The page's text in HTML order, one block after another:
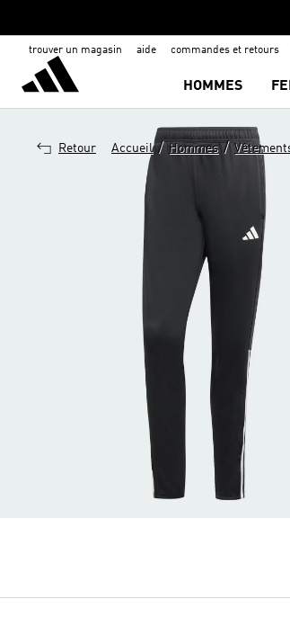
trouver un magasin aide commandes et retours
HOMMES
Retour Accueil / Hommes /